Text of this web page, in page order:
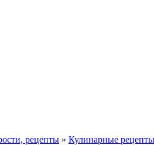
рецепты » Кулинарные рецепты